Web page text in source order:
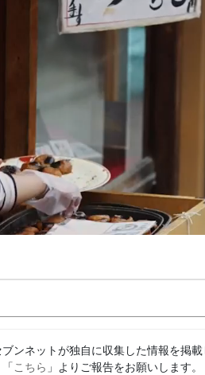
ンネットが独自に収集した情報を掲
こちら 」よりご報告をお願いします。